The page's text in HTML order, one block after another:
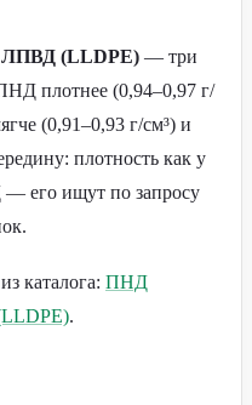
(LLDPE) — три
плотнее (0,94–0,97 г/
(0,91–0,93 г/см³) и
плотность как у
его ищут по запросу
каталога: ПНД
.